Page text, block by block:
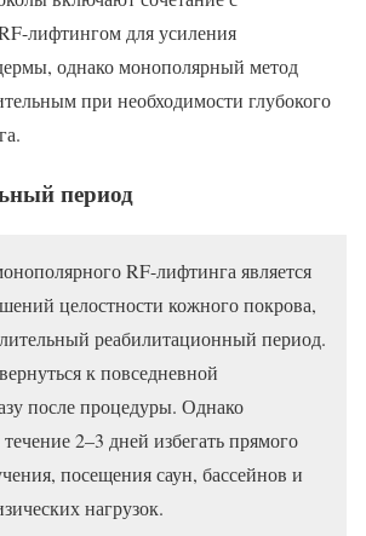
лифтингом для усиления
однако монополярный метод
при необходимости глубокого
период
RF-лифтинга является
целостности кожного покрова,
реабилитационный период.
к повседневной
после процедуры. Однако
2–3 дней избегать прямого
посещения саун, бассейнов и
нагрузок.